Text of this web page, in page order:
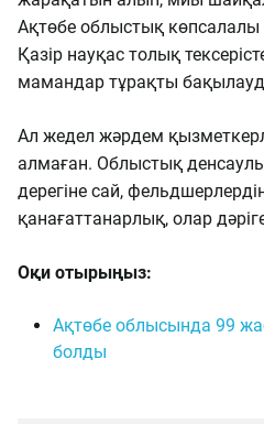
Ақтөбе облыстық көпсалалы
Қазір науқас толық
мамандар тұрақты
Ал жедел жәрдем
алмаған. Облыстық
дерегіне сай,
қанағаттанарлық, олар
Оқи отырыңыз:
Ақтөбе облысында 99
болды